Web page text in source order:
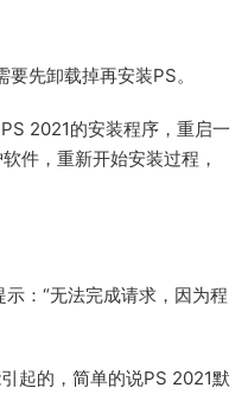
先卸载掉再安装PS。
2021的安装程序，重启一
件，重新开始安装过程，
：“无法完成请求，因为程
起的，简单的说PS 2021默